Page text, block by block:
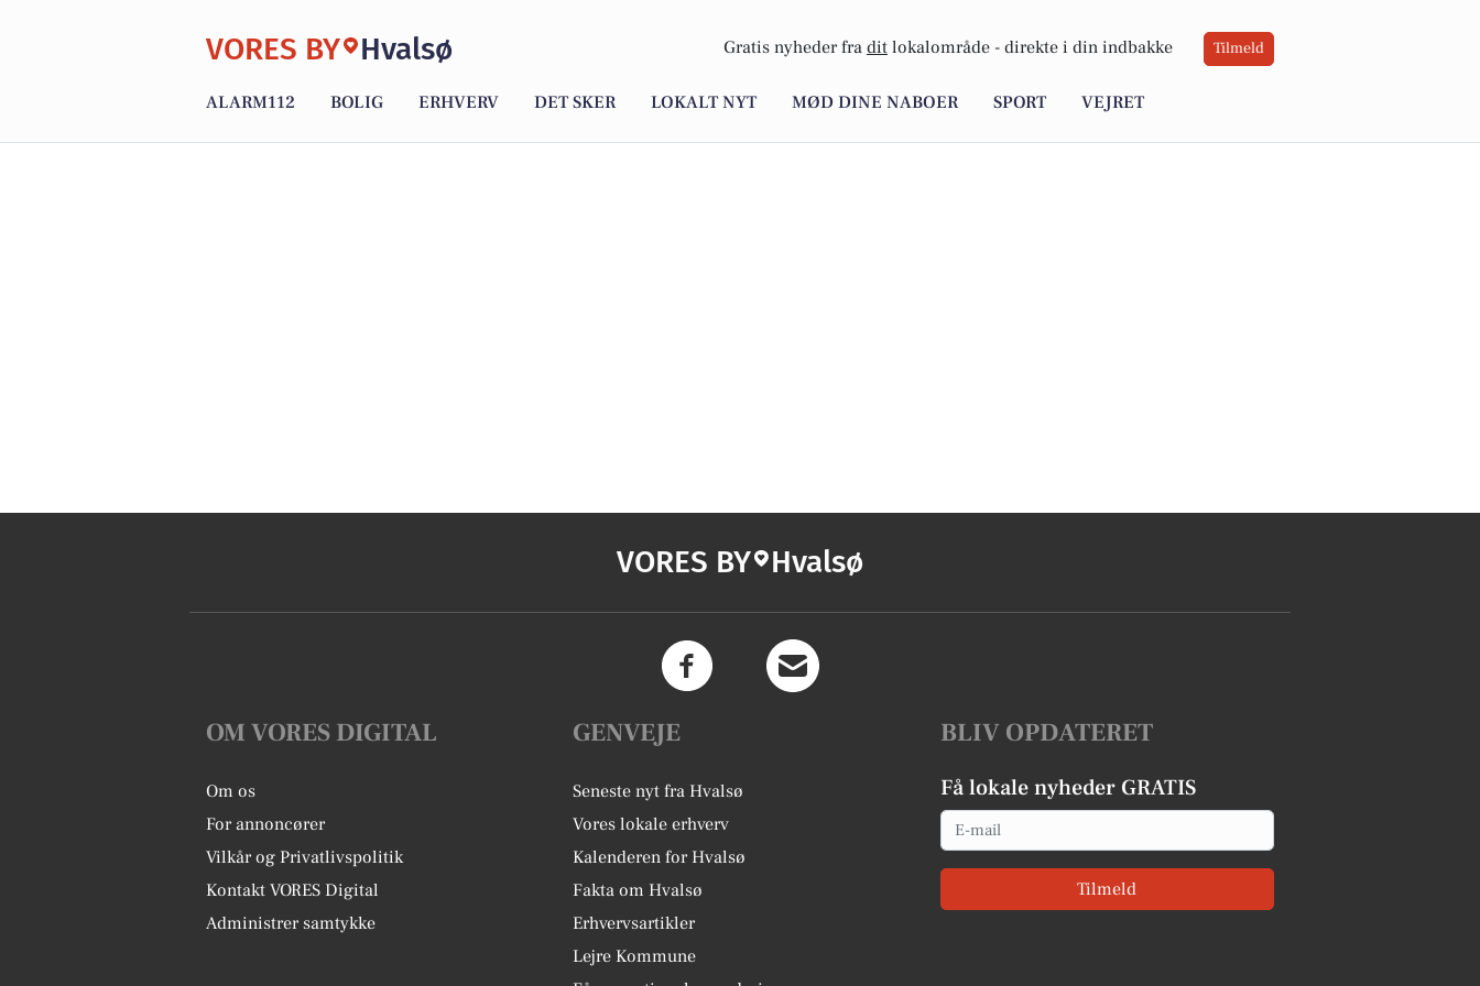
VORES BY Hvalsø Gratis nyheder fra dit lokalområde - direkte i din indbakke Tilmeld
ALARM112 BOLIG ERHVERV DET SKER LOKALT NYT MØD DINE NABOER SPORT VEJRET
VORES BY Hvalsø
OM VORES DIGITAL
Om os
For annoncører
Vilkår og Privatlivspolitik
Kontakt VORES Digital
Administrer samtykke
GENVEJE
Seneste nyt fra Hvalsø
Vores lokale erhverv
Kalenderen for Hvalsø
Fakta om Hvalsø
Erhvervsartikler
Lejre Kommune
BLIV OPDATERET
Få lokale nyheder GRATIS
Email
Tilmeld